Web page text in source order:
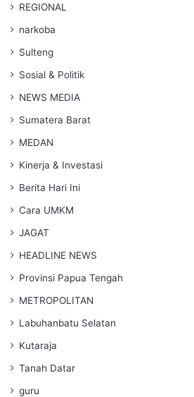
REGIONAL
narkoba
Sulteng
Sosial & Politik
NEWS MEDIA
Sumatera Barat
MEDAN
Kinerja & Investasi
Berita Hari Ini
Cara UMKM
JAGAT
HEADLINE NEWS
Provinsi Papua Tengah
METROPOLITAN
Labuhanbatu Selatan
Kutaraja
Tanah Datar
guru